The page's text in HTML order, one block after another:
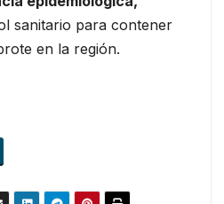
sanitario para contener
en la región.